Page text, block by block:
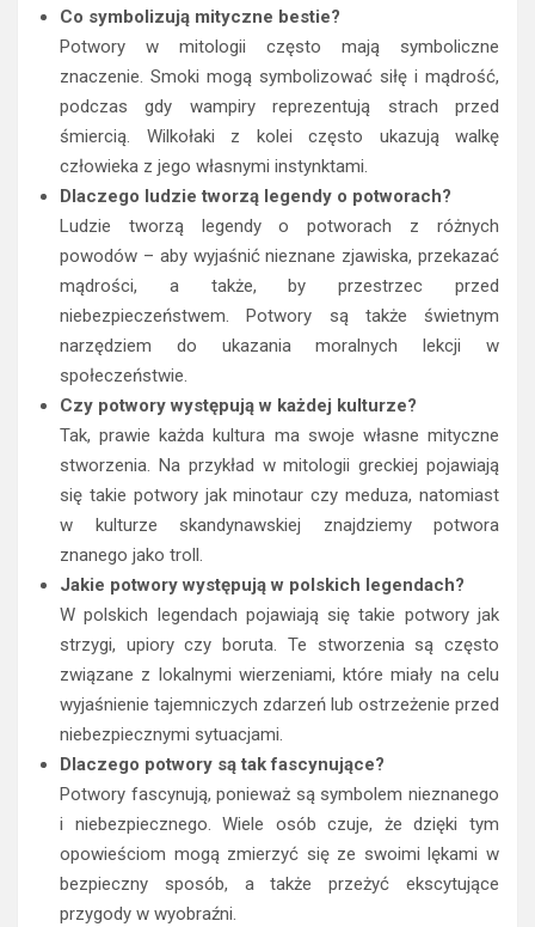
Co symbolizują mityczne bestie?
Potwory w mitologii często mają symboliczne
znaczenie. Smoki mogą symbolizować siłę i mądrość,
podczas gdy wampiry reprezentują strach przed
śmiercią. Wilkołaki z kolei często ukazują walkę
człowieka z jego własnymi instynktami.
Dlaczego ludzie tworzą legendy o potworach?
Ludzie tworzą legendy o potworach z różnych
powodów – aby wyjaśnić nieznane zjawiska, przekazać
mądrości, a także, by przestrzec przed
niebezpieczeństwem. Potwory są także świetnym
narzędziem do ukazania moralnych lekcji w
społeczeństwie.
Czy potwory występują w każdej kulturze?
Tak, prawie każda kultura ma swoje własne mityczne
stworzenia. Na przykład w mitologii greckiej pojawiają
się takie potwory jak minotaur czy meduza, natomiast
w kulturze skandynawskiej znajdziemy potwora
znanego jako troll.
Jakie potwory występują w polskich legendach?
W polskich legendach pojawiają się takie potwory jak
strzygi, upiory czy boruta. Te stworzenia są często
związane z lokalnymi wierzeniami, które miały na celu
wyjaśnienie tajemniczych zdarzeń lub ostrzeżenie przed
niebezpiecznymi sytuacjami.
Dlaczego potwory są tak fascynujące?
Potwory fascynują, ponieważ są symbolem nieznanego
i niebezpiecznego. Wiele osób czuje, że dzięki tym
opowieściom mogą zmierzyć się ze swoimi lękami w
bezpieczny sposób, a także przeżyć ekscytujące
przygody w wyobraźni.